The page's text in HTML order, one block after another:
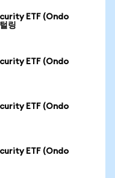
ETF (Ondo
링
ETF (Ondo
ETF (Ondo
ETF (Ondo